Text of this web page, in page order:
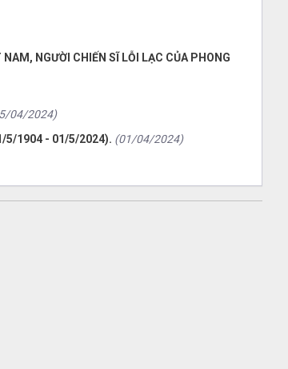
NGƯỜI CHIẾN SĨ LỖI LẠC CỦA PHONG
04/2024)
5/1904 - 01/5/2024). (01/04/2024)